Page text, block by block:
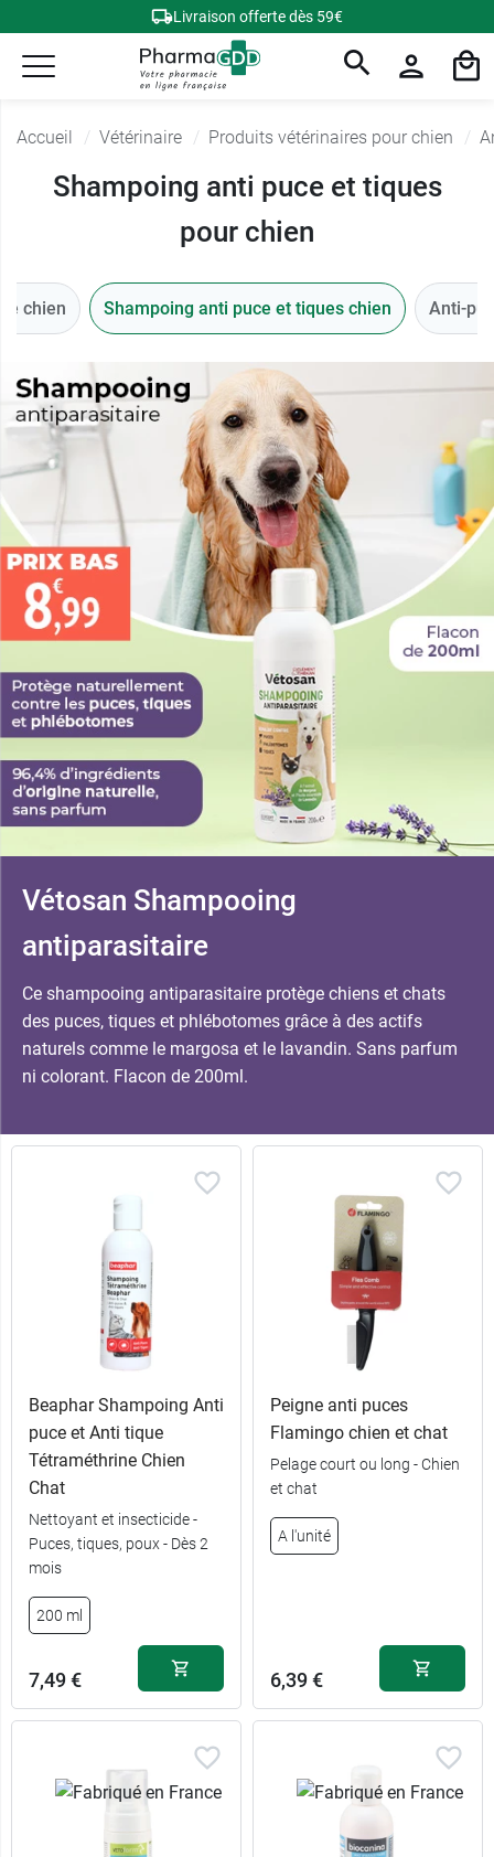
Livraison offerte dès 59€
Accueil Vétérinaire Produits vétérinaires pour chien
Shampoing anti puce et tiques
pour chien
chien Shampoing anti puce et tiques chien Anti-
Vétosan Shampooing
antiparasitaire
Ce shampooing antiparasitaire protège chiens et chats
des puces, tiques et phlébotomes grâce à des actifs
naturels comme le margosa et le lavandin. Sans parfum
ni colorant. Flacon de 200ml.
Beaphar Shampoing Anti
puce et Anti tique
Tétraméthrine Chien
Chat
Nettoyant et insecticide -
Puces, tiques, poux - Dès 2
mois
200 ml
7,49 €
Peigne anti puces
Flamingo chien et chat
Pelage court ou long - Chien
et chat
A l'unité
6,39 €